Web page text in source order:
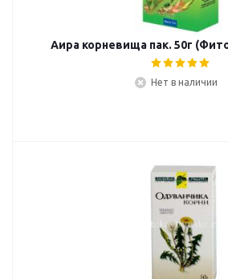
Аира корневища пак. 50г
Нет в наличии